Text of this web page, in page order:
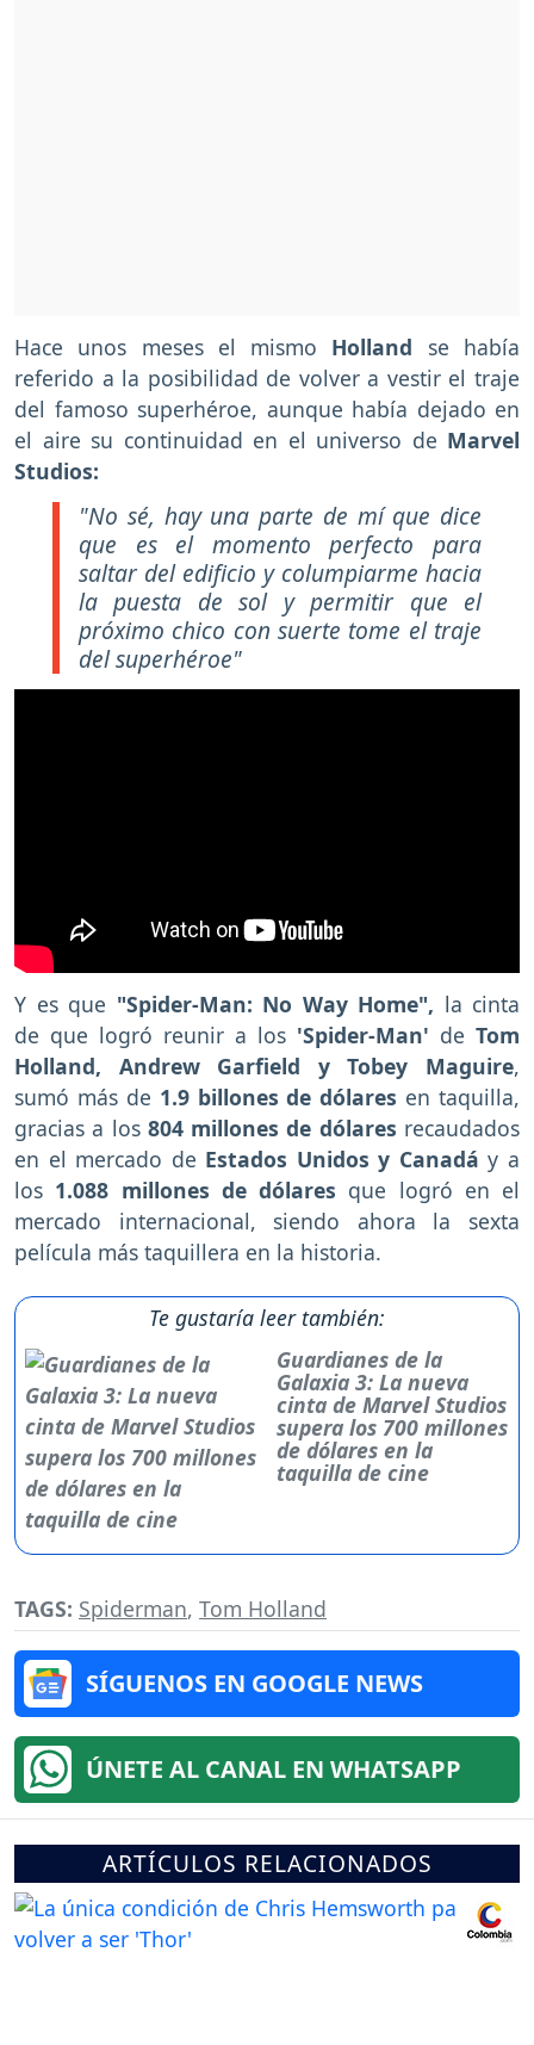
Hace unos meses el mismo Holland se había
referido a la posibilidad de volver a vestir el traje
del famoso superhéroe, aunque había dejado en
el aire su continuidad en el universo de Marvel
Studios:
"No sé, hay una parte de mí que dice
que es el momento perfecto para
saltar del edificio y columpiarme hacia
la puesta de sol y permitir que el
próximo chico con suerte tome el traje
del superhéroe"
Y es que "Spider-Man: No Way Home", la cinta
de que logró reunir a los 'Spider-Man' de Tom
Holland, Andrew Garfield y Tobey Maguire,
sumó más de 1.9 billones de dólares en taquilla,
gracias a los804 millones de dólares recaudados
en el mercado de Estados Unidos y Canadá y a
los 1.088 millones de dólares que logró en el
mercado internacional, siendo ahora la sexta
película más taquillera en la historia.
Te gustaría leer también:
Guardianes de la
Galaxia 3: La nueva
cinta de Marvel Studios
supera los 700 millones
de dólares en la
taquilla de cine
TAGS: Spiderman, Tom Holland
SÍGUENOS EN GOOGLE NEWS
ÚNETE AL CANAL EN WHATSAPP
ARTÍCULOS RELACIONADOS